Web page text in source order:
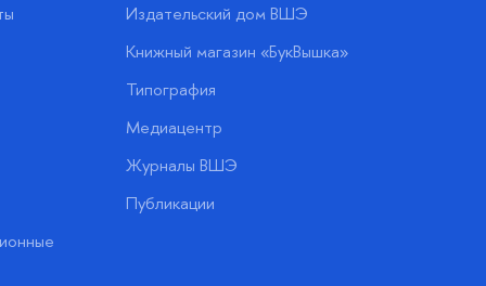
Издательский дом ВШЭ
Книжный магазин «БукВышка»
Типография
Медиацентр
Журналы ВШЭ
Публикации